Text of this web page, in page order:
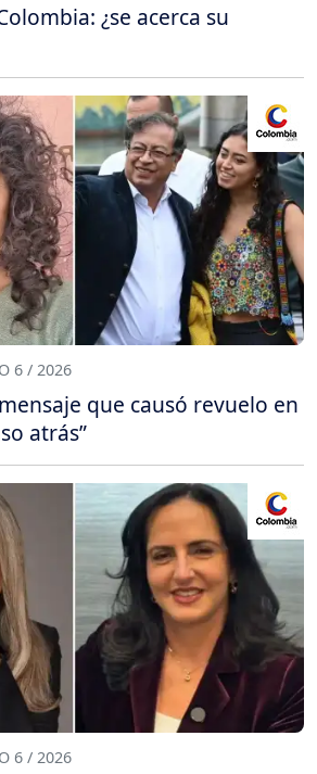
¿se acerca su
6 / 2026
que causó revuelo en
atrás”
6 / 2026